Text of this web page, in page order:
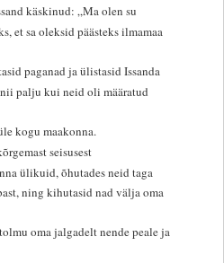
käskinud: „Ma olen su
et sa oleksid päästeks ilmamaa
paganad ja ülistasid Issanda
palju kui neid oli määratud
kogu maakonna.
seisusest
ülikuid, õhutades neid taga
ning kihutasid nad välja oma
oma jalgadelt nende peale ja